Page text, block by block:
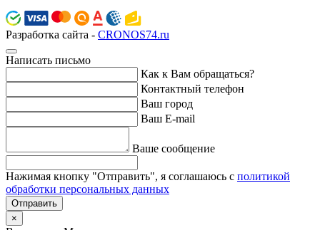
Разработка сайта - CRONOS74.ru
Написать письмо
Как к Вам обращаться?
Контактный телефон
Ваш город
Ваш E-mail
Ваше сообщение
Нажимая кнопку "Отправить", я соглашаюсь с политикой
обработки персональных данных
Отправить
×